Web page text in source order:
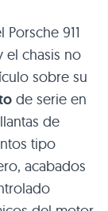
911
el chasis no
sobre su
de serie en
de
tipo
acabados